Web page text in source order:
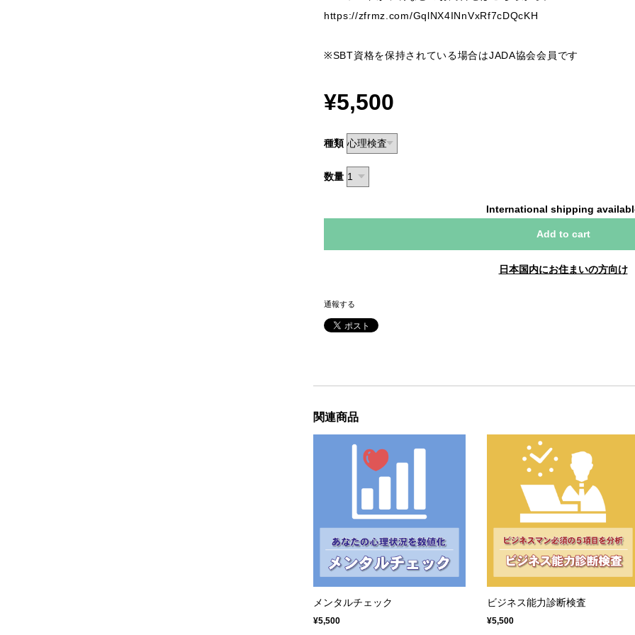
https://zfrmz.com/GqlNX4INnVxRf7cDQcKH
※SBT資格を保持されている場合はJADA協会会員です
¥5,500
種類
数量
International shipping
Add to cart
日本国内にお住まいの方向け
通報する
関連商品
メンタルチェック
¥5,500
ビジネス能力診断検査
¥5,500